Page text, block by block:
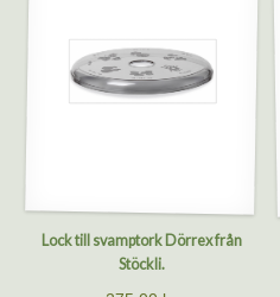
Lock till svamptork Dörrex från
Stöckli.